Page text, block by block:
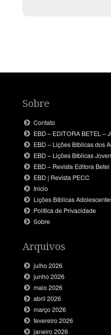
Sobre
Contato
EBD – EDITORA BETEL –
EBD – Lições Bíblicas dos
EBD – Lições Bíblicas
EBD – Revista Editora
EBD | Revista PECC
Inicio
Lições Bíblicas
Política de Privacidade
Sobre
Arquivos
julho 2026
junho 2026
maio 2026
abril 2026
março 2026
fevereiro 2026
janeiro 2026